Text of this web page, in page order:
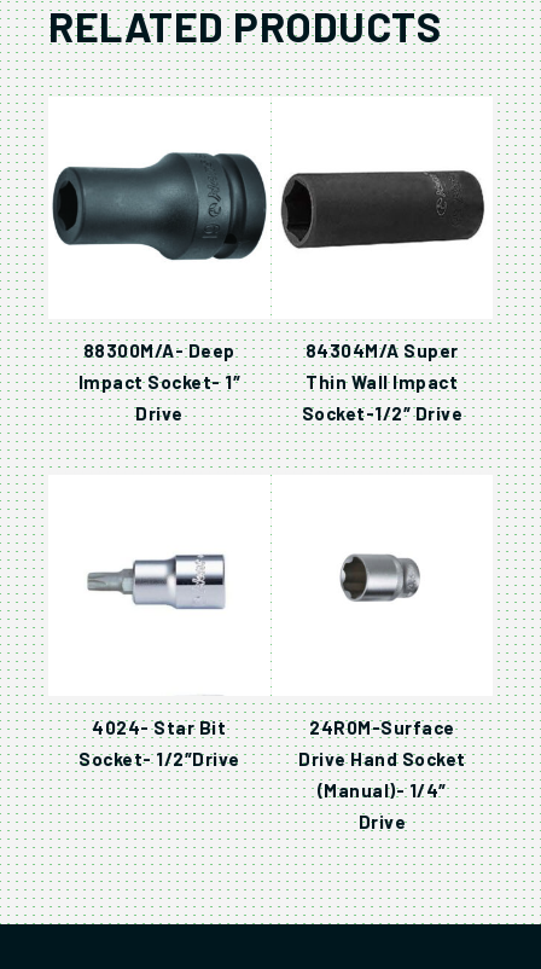
RELATED PRODUCTS
88300M/A- Deep
Impact Socket- 1″
Drive
84304M/A Super
Thin Wall Impact
Socket-1/2″ Drive
4024- Star Bit
Socket- 1/2″Drive
24R0M-Surface
Drive Hand Socket
(Manual)- 1/4″
Drive